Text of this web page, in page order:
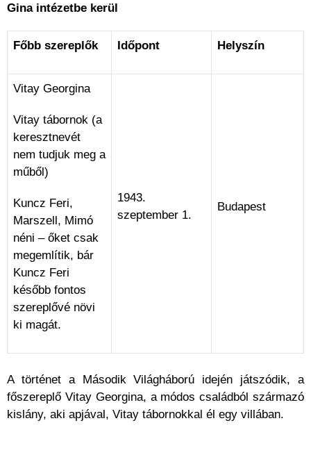
Gina intézetbe kerül
Főbb szereplők Időpont Helyszín
Vitay Georgina
Vitay tábornok (a
keresztnevét
nem tudjuk meg a
műből)
Kuncz Feri,
Marszell, Mimó
néni – őket csak
megemlítik, bár
Kuncz Feri
később fontos
szereplővé növi
ki magát.
1943.
szeptember 1.
Budapest
A történet a Második Világháború idején játszódik, a
főszereplő Vitay Georgina, a módos családból származó
kislány, aki apjával, Vitay tábornokkal él egy villában.